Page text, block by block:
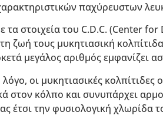
παχύρευστων
στοιχεία του C.D.C. (Center
ζωή τους μυκητιασική
μεγάλος αριθμός εμφανίζει
οι μυκητιασικές
στον κόλπο και συνυπάρχει
έτσι την φυσιολογική χλωρίδα